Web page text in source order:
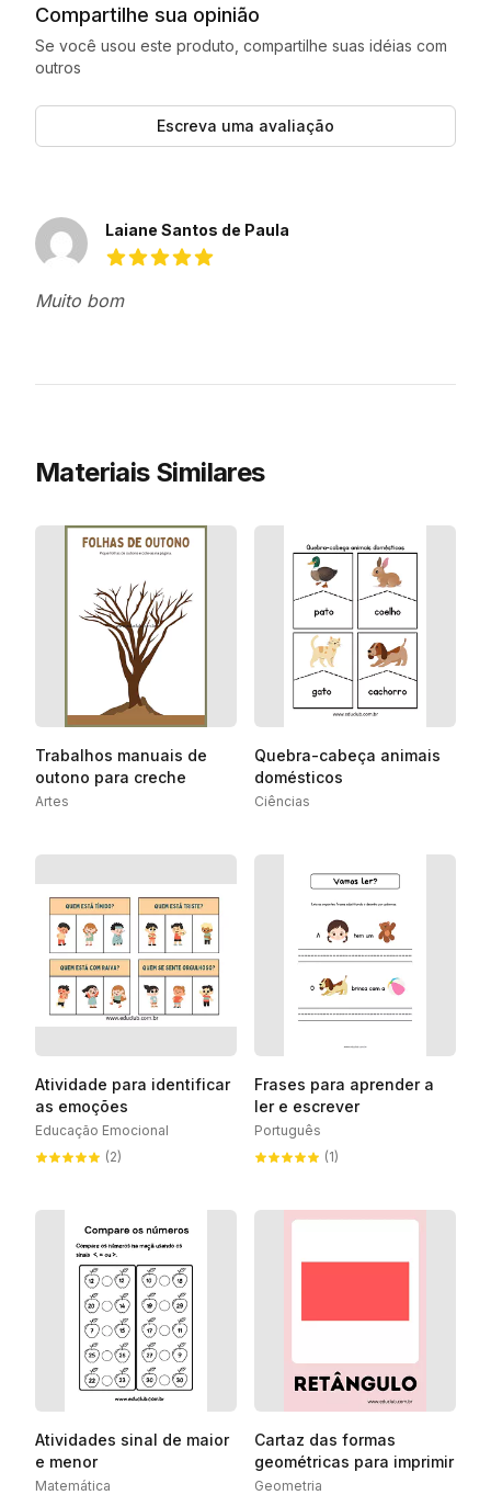
Compartilhe sua opinião
Se você usou este produto, compartilhe suas idéias com
outros
Escreva uma avaliação
Avaliações recentes
Laiane Santos de Paula
Muito bom
Materiais Similares
Trabalhos manuais de
outono para creche
Artes
Quebra-cabeça animais
domésticos
Ciências
Atividade para identificar
as emoções
Educação Emocional
(2)
Frases para aprender a
ler e escrever
Português
(1)
Atividades sinal de maior
e menor
Matemática
Cartaz das formas
geométricas para imprimir
Geometria